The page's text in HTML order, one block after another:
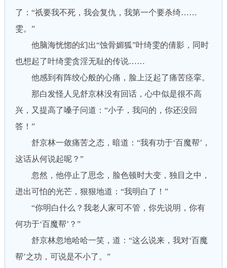
了：“祇要我不死，我会复仇，我第一个要杀绮……
雯。”
他脑海恍惚的幻出“蚀骨媚狐”叶绮雯的倩影，同时
也想起了叶绮雯贪淫无耻的传说……
他感到有阵绞心般的心痛，脸上泛起了痛苦痉挛。
那白发怪人见舒京林没有回话，心中似是很不高
兴，又提高了嗓子问道：“小子，我问的，你还没回
答！”
舒京林一敛痛苦之态，暗道：“我有功于‘百魔帮’，
这话从何说起呢？”
忽然，他停止了思念，脸色顿时大变，独目之中，
迸出可怕的光芒，狠狠地道：“我明白了！”
“你明白什么？我老人家可不管，你先说明，你有
何功于‘百魔帮’？”
舒京林忽地哈哈一笑，道：“这么说来，我对‘百魔
帮’之功，可说是不小了。”